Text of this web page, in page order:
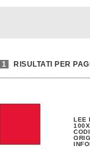
1 RISULTATI PER
LEE